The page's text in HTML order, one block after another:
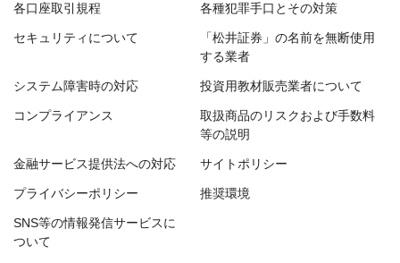
各口座取引規程 各種犯罪手口とその対策
セキュリティについて
「松井証券」の名前を無断使用
する業者
システム障害時の対応 投資用教材販売業者について
コンプライアンス
取扱商品のリスクおよび手数料
等の説明
金融サービス提供法への対応 サイトポリシー
プライバシーポリシー 推奨環境
SNS等の情報発信サービスに
ついて